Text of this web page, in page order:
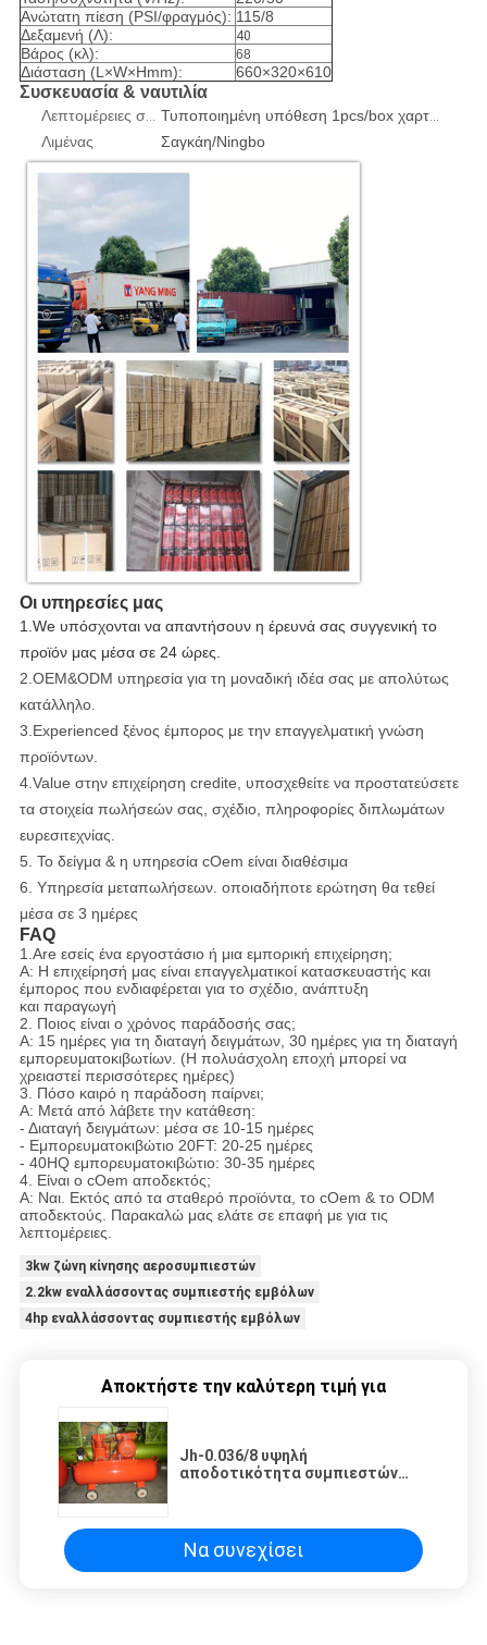
Ανώτατη πίεση (PSI/φραγμός): 115/8
Δεξαμενή (Λ):
40
Βάρος (κλ): 68
Διάσταση (L×W×Hmm): 660×320×610
Συσκευασία & ναυτιλία
Λεπτομέρειες συσκευασίας Τυποποιημένη υπόθεση 1pcs/box χαρτοκιβωτίων ή κοντραπλακέ εξαγωγής
Λιμένας Σαγκάη/Ningbo
Οι υπηρεσίες μας
1.We υπόσχονται να απαντήσουν η έρευνά σας συγγενική το
προϊόν μας μέσα σε 24 ώρες.
2.OEM&ODM υπηρεσία για τη μοναδική ιδέα σας με απολύτως
κατάλληλο.
3.Experienced ξένος έμπορος με την επαγγελματική γνώση
προϊόντων.
4.Value στην επιχείρηση credite, υποσχεθείτε να προστατεύσετε
τα στοιχεία πωλήσεών σας, σχέδιο, πληροφορίες διπλωμάτων
ευρεσιτεχνίας.
5. Το δείγμα & η υπηρεσία cOem είναι διαθέσιμα
6. Υπηρεσία μεταπωλήσεων. οποιαδήποτε ερώτηση θα τεθεί
μέσα σε 3 ημέρες
FAQ
1.Are εσείς ένα εργοστάσιο ή μια εμπορική επιχείρηση;
Α: Η επιχείρησή μας είναι επαγγελματικοί κατασκευαστής και
έμπορος που ενδιαφέρεται για το σχέδιο, ανάπτυξη
και παραγωγή
2. Ποιος είναι ο χρόνος παράδοσής σας;
Α: 15 ημέρες για τη διαταγή δειγμάτων, 30 ημέρες για τη διαταγή
εμπορευματοκιβωτίων. (Η πολυάσχολη εποχή μπορεί να
χρειαστεί περισσότερες ημέρες)
3. Πόσο καιρό η παράδοση παίρνει;
Α: Μετά από λάβετε την κατάθεση:
- Διαταγή δειγμάτων: μέσα σε 10-15 ημέρες
- Εμπορευματοκιβώτιο 20FT: 20-25 ημέρες
- 40HQ εμπορευματοκιβώτιο: 30-35 ημέρες
4. Είναι ο cOem αποδεκτός;
Α: Ναι. Εκτός από τα σταθερό προϊόντα, το cOem & το ODM
αποδεκτούς. Παρακαλώ μας ελάτε σε επαφή με για τις
λεπτομέρειες.
3kw ζώνη κίνησης αεροσυμπιεστών
2.2kw εναλλάσσοντας συμπιεστής εμβόλων
4hp εναλλάσσοντας συμπιεστής εμβόλων
Αποκτήστε την καλύτερη τιμή για
Jh-0.036/8 υψηλή
αποδοτικότητα συμπιεστών
Να συνεχίσει